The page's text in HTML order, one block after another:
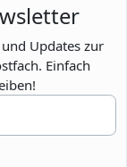
Updates zur
Einfach